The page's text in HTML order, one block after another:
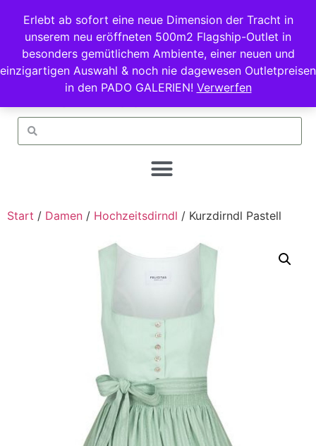
Erlebt ab sofort eine neue Dimension der Tracht in
unserem neu eröffneten 500m2 Flagship-Outlet in
besonders gemütlichem Ambiente, einer neuen und
einzigartigen Auswahl & noch nie dagewesen Outletpreisen
in den PADO GALERIEN! Verwerfen
Start / Damen / Hochzeitsdirndl / Kurzdirndl Pastell